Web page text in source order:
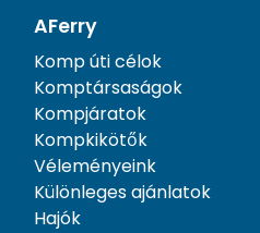
AFerry
Komp úti célok
Komptársaságok
Kompjáratok
Kompkikötők
Véleményeink
Különleges ajánlatok
Hajók